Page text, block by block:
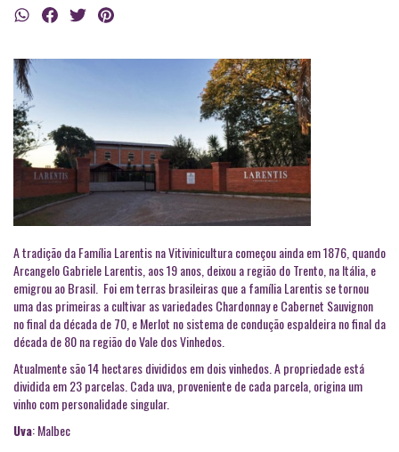
A tradição da Família Larentis na Vitivinicultura começou ainda em 1876, quando
Arcangelo Gabriele Larentis, aos 19 anos, deixou a região do Trento, na Itália, e
emigrou ao Brasil. Foi em terras brasileiras que a família Larentis se tornou
uma das primeiras a cultivar as variedades Chardonnay e Cabernet Sauvignon
no final da década de 70, e Merlot no sistema de condução espaldeira no final da
década de 80 na região do Vale dos Vinhedos.
Atualmente são 14 hectares divididos em dois vinhedos. A propriedade está
dividida em 23 parcelas. Cada uva, proveniente de cada parcela, origina um
vinho com personalidade singular.
Uva: Malbec